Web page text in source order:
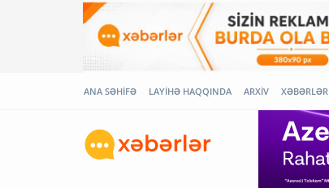
ANA SƏHİFƏ LAYİHƏ HAQQINDA ARXİV XƏBƏRLƏR